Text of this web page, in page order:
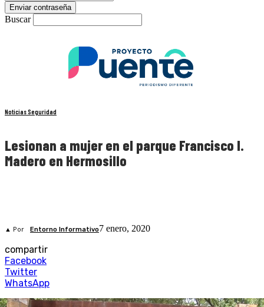
Buscar
Noticias Seguridad
Lesionan a mujer en el parque Francisco I.
Madero en Hermosillo
▲ Por Entorno Informativo7 enero, 2020
compartir
Facebook
Twitter
WhatsApp